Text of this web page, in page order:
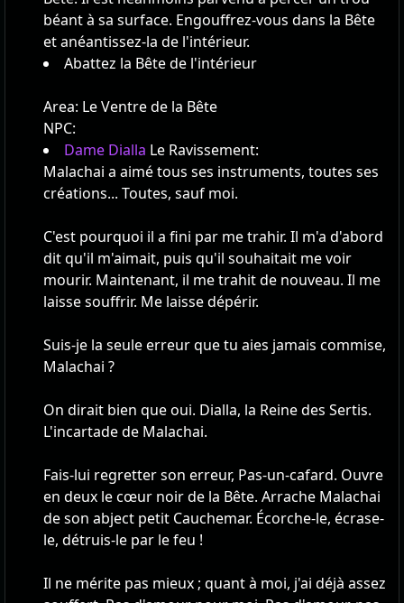
béant à sa surface. Engouffrez-vous dans la Bête
et anéantissez-la de l'intérieur.
Abattez la Bête de l'intérieur
Area: Le Ventre de la Bête
NPC:
Dame Dialla Le Ravissement:
Malachai a aimé tous ses instruments, toutes ses
créations... Toutes, sauf moi.
C'est pourquoi il a fini par me trahir. Il m'a d'abord
dit qu'il m'aimait, puis qu'il souhaitait me voir
mourir. Maintenant, il me trahit de nouveau. Il me
laisse souffrir. Me laisse dépérir.
Suis-je la seule erreur que tu aies jamais commise,
Malachai ?
On dirait bien que oui. Dialla, la Reine des Sertis.
L'incartade de Malachai.
Fais-lui regretter son erreur, Pas-un-cafard. Ouvre
en deux le cœur noir de la Bête. Arrache Malachai
de son abject petit Cauchemar. Écorche-le, écrase-
le, détruis-le par le feu !
Il ne mérite pas mieux ; quant à moi, j'ai déjà assez